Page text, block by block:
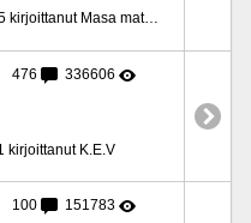
Uusin viesti: 21.06.2026 kello on 21:45 kirjoittanut Masa matkailija
476 336606
kirjoittanut K.E.V
100 151783